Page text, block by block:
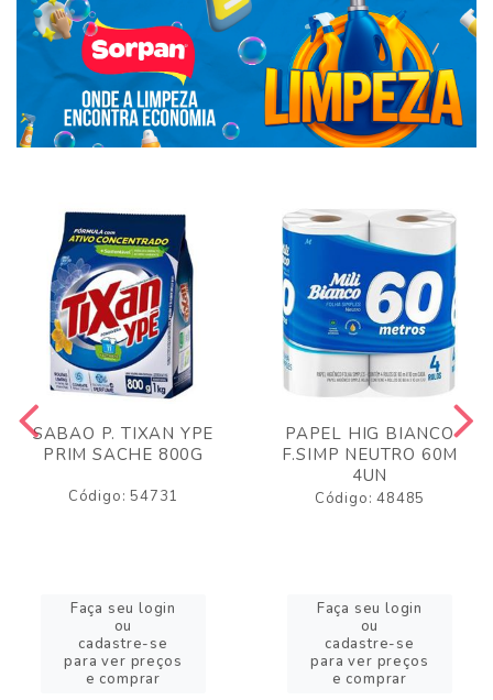
SABAO P. TIXAN YPE
PRIM SACHE 800G
Código: 54731
Faça seu login
ou
cadastre-se
para ver preços
e comprar
PAPEL HIG BIANCO
F.SIMP NEUTRO 60M
4UN
Código: 48485
Faça seu login
ou
cadastre-se
para ver preços
e comprar